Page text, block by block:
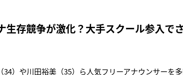
もう田中みな実と全然合わなくてバッチバチなんだ
木は来ない
生存競争が激化？大手スクール参入で
34）や川田裕美（35）ら人気フリーアナウンサーを